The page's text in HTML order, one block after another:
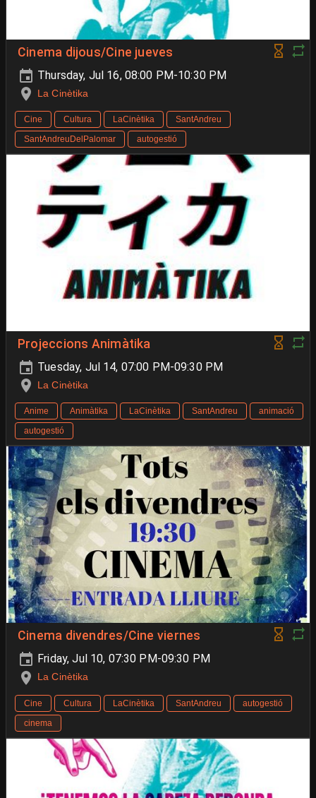
Cinema dijous/Cine jueves
Thursday, Jul 16, 08:00 PM-10:30 PM
La Cinètika
Cine Cultura LaCinètika
SantAndreu
SantAndreuDelPalomar
autogestió
Projeccions Animàtika
Tuesday, Jul 14, 07:00 PM-09:30 PM
La Cinètika
Anime Animàtika LaCinètika SantAndreu
animació
autogestió
Cinema divendres/Cine viernes
Friday, Jul 10, 07:30 PM-09:30 PM
La Cinètika
Cine Cultura LaCinètika SantAndreu
autogestió
cinema